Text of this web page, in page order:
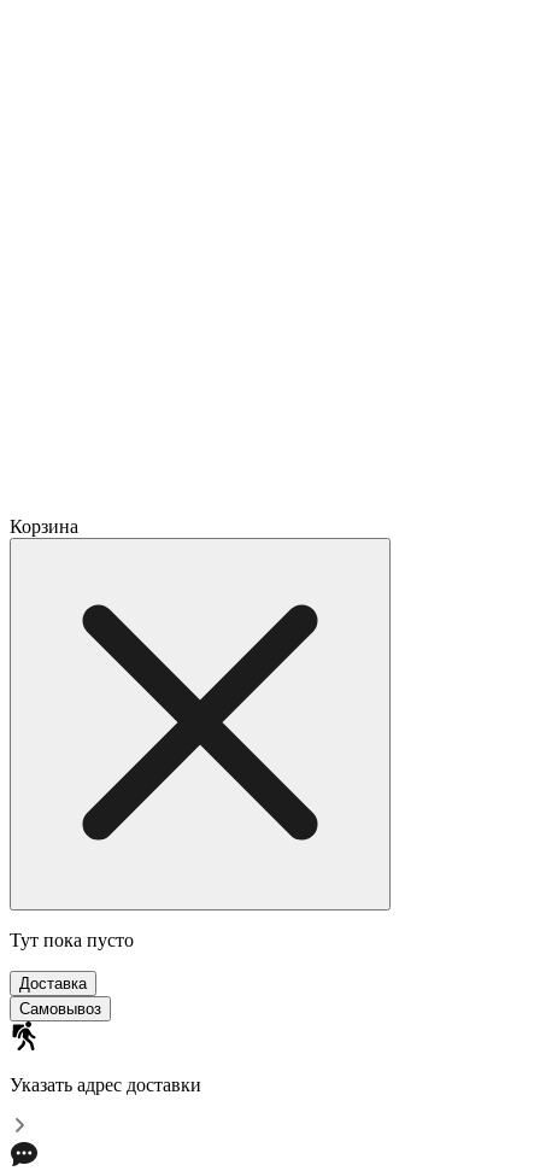
Корзина
Тут пока пусто
Доставка
Самовывоз
Указать адрес доставки